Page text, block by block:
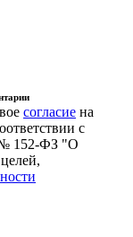
согласие на
с
№ 152-ФЗ "О